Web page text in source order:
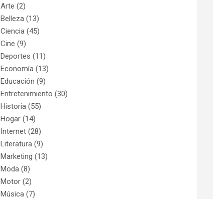
Arte (2)
Belleza (13)
Ciencia (45)
Cine (9)
Deportes (11)
Economía (13)
Educación (9)
Entretenimiento (30)
Historia (55)
Hogar (14)
Internet (28)
Literatura (9)
Marketing (13)
Moda (8)
Motor (2)
Música (7)